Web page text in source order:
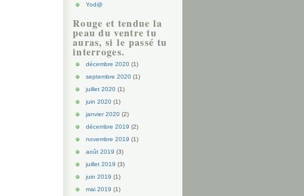
Yod@
Rouge et tendue la
peau du ventre tu
auras, si le passé tu
interroges.
décembre 2020 (1)
septembre 2020 (1)
juillet 2020 (1)
juin 2020 (1)
janvier 2020 (2)
décembre 2019 (2)
novembre 2019 (1)
août 2019 (3)
juillet 2019 (3)
juin 2019 (1)
mai 2019 (1)